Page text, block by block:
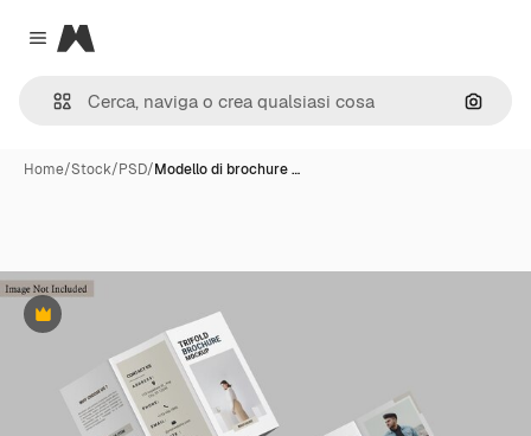
Close menu
Magnific
Cerca
Home/Stock/PSD/Modello di brochure …
Premium